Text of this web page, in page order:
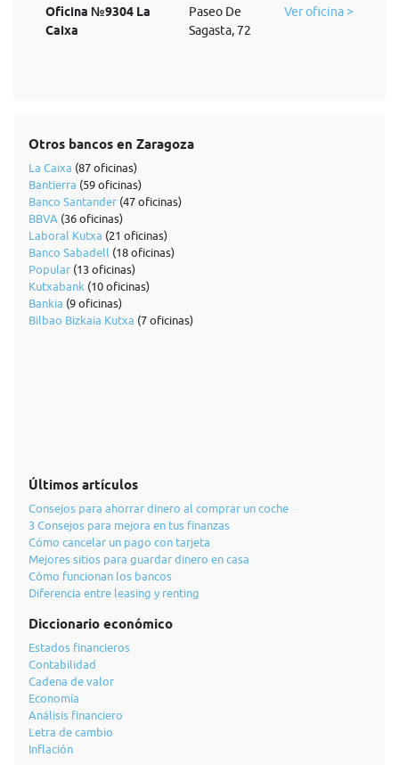
Oficina №9304 La
Caixa
Paseo De
Sagasta, 72
Ver oficina >
Otros bancos en Zaragoza
La Caixa (87 oficinas)
Bantierra (59 oficinas)
Banco Santander (47 oficinas)
BBVA (36 oficinas)
Laboral Kutxa (21 oficinas)
Banco Sabadell (18 oficinas)
Popular (13 oficinas)
Kutxabank (10 oficinas)
Bankia (9 oficinas)
Bilbao Bizkaia Kutxa (7 oficinas)
Últimos artículos
Consejos para ahorrar dinero al comprar un coche
3 Consejos para mejora en tus finanzas
Cómo cancelar un pago con tarjeta
Mejores sitios para guardar dinero en casa
Cómo funcionan los bancos
Diferencia entre leasing y renting
Diccionario económico
Estados financieros
Contabilidad
Cadena de valor
Economía
Análisis financiero
Letra de cambio
Inflación